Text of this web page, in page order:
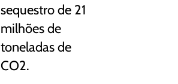
sequestro de 21
milhões de
toneladas de
CO2.